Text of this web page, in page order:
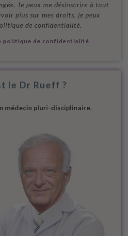
Je peux me désinscrire à tout
plus sur mes droits, je peux
de confidentialité.
politique de confidentialité
le Dr Rueff ?
médecin pluri-disciplinaire.